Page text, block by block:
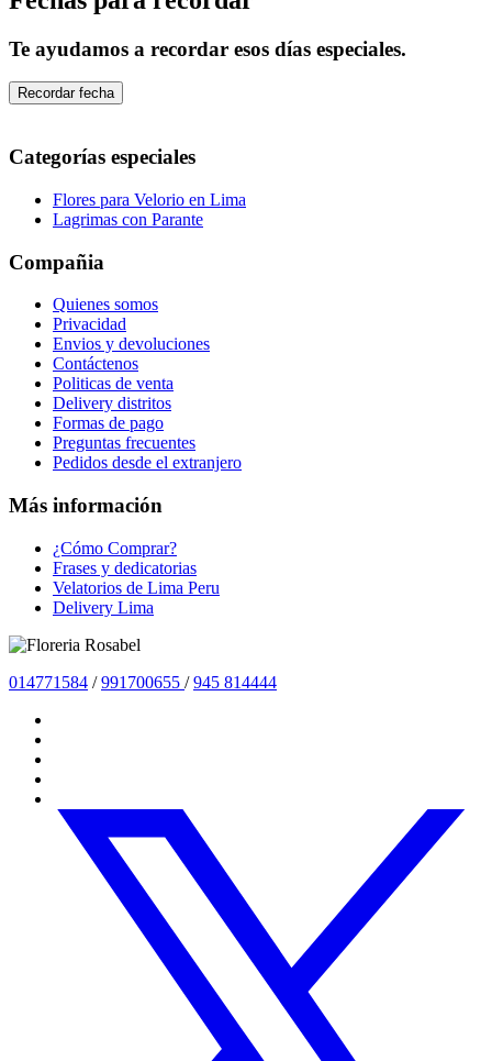
Te ayudamos a recordar esos días especiales.
Recordar fecha
Categorías especiales
Flores para Velorio en Lima
Lagrimas con Parante
Compañia
Quienes somos
Privacidad
Envios y devoluciones
Contáctenos
Politicas de venta
Delivery distritos
Formas de pago
Preguntas frecuentes
Pedidos desde el extranjero
Más información
¿Cómo Comprar?
Frases y dedicatorias
Velatorios de Lima Peru
Delivery Lima
014771584 /991700655 /945 814444